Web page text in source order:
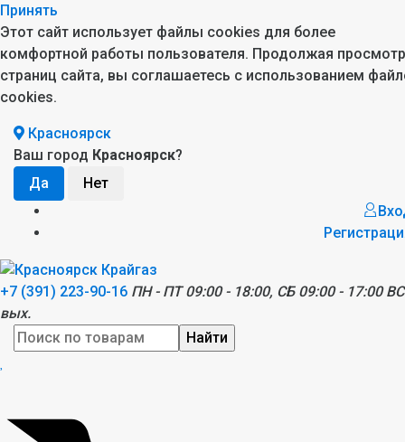
Принять
Этот сайт использует файлы cookies для более
комфортной работы пользователя. Продолжая просмотр
страниц сайта, вы соглашаетесь с использованием
cookies.
Красноярск
Ваш город Красноярск?
+7 (391) 223-90-16 ПН - ПТ 09:00 - 18:00, СБ 09:00 - 17:00
вых.
Найти